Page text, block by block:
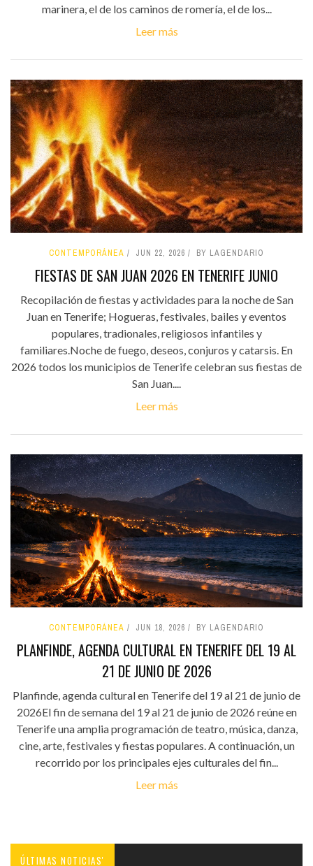
marinera, el de los caminos de romería, el de los...
Leer más
CONTEMPORÁNEA JUN 22, 2026 BY LAGENDARIO
FIESTAS DE SAN JUAN 2026 EN TENERIFE JUNIO
Recopilación de fiestas y actividades para la noche de San
Juan en Tenerife; Hogueras, festivales, bailes y eventos
populares, tradionales, religiosos infantiles y
familiares.Noche de fuego, deseos, conjuros y catarsis. En
2026 todos los municipios de Tenerife celebran sus fiestas de
San Juan....
Leer más
CONTEMPORÁNEA JUN 18, 2026 BY LAGENDARIO
PLANFINDE, AGENDA CULTURAL EN TENERIFE DEL 19 AL
21 DE JUNIO DE 2026
Planfinde, agenda cultural en Tenerife del 19 al 21 de junio de
2026El fin de semana del 19 al 21 de junio de 2026 reúne en
Tenerife una amplia programación de teatro, música, danza,
cine, arte, festivales y fiestas populares. A continuación, un
recorrido por los principales ejes culturales del fin...
Leer más
ÚLTIMAS NOTICIAS'